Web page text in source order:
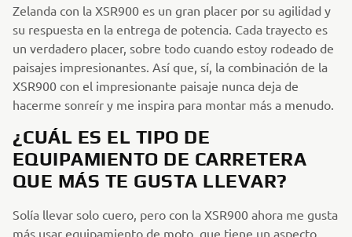
Zelanda con la XSR900 es un gran placer por su agilidad y
su respuesta en la entrega de potencia. Cada trayecto es
un verdadero placer, sobre todo cuando estoy rodeado de
paisajes impresionantes. Así que, sí, la combinación de la
XSR900 con el impresionante paisaje nunca deja de
hacerme sonreír y me inspira para montar más a menudo.
¿CUÁL ES EL TIPO DE
EQUIPAMIENTO DE CARRETERA
QUE MÁS TE GUSTA LLEVAR?
Solía llevar solo cuero, pero con la XSR900 ahora me gusta
más usar equipamiento de moto, que tiene un aspecto